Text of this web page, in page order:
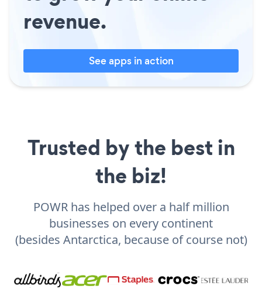
revenue.
See apps in action
Trusted by the best in
the biz!
POWR has helped over a half million
businesses on every continent
(besides Antarctica, because of course not)